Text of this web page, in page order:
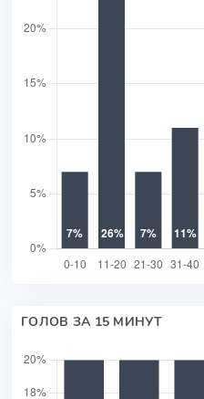
ГОЛОВ ЗА 15 МИНУТ